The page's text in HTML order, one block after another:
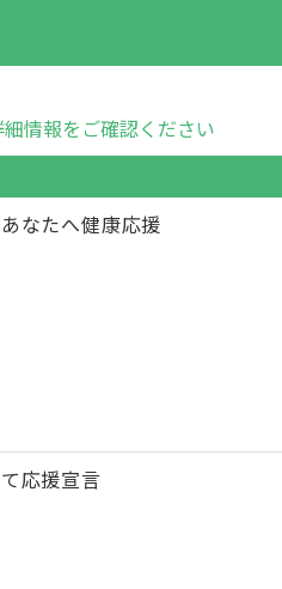
情報をご確認ください
なたへ健康応援
応援宣言